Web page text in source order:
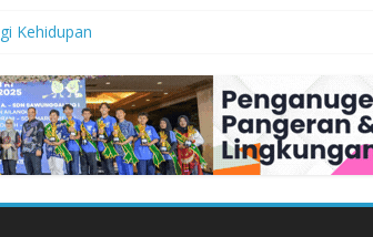
Kehidupan
Aman, Sehat, dan Bahagia
Sabtu 18 Juli 2026